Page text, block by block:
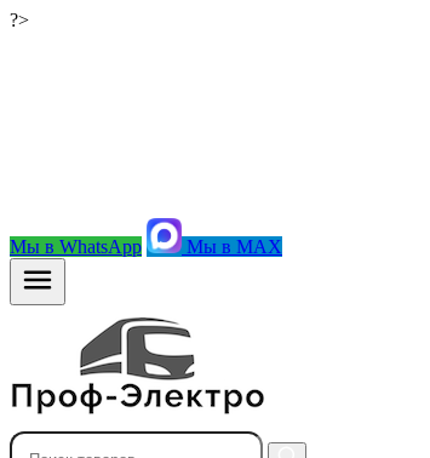
?>
Мы в WhatsApp Мы в MAX